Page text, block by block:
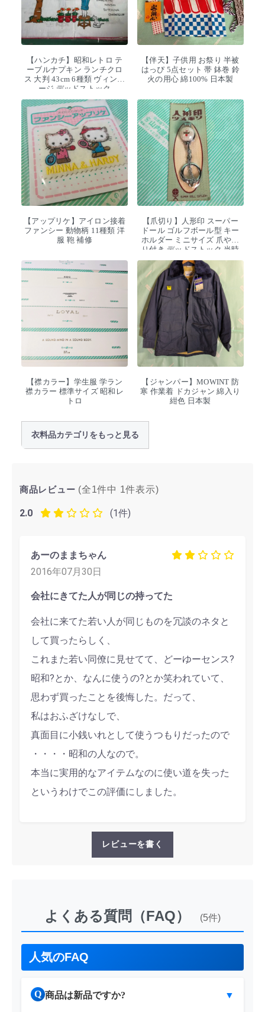
【ハンカチ】昭和レトロ テ
ーブルナプキン ランチクロ
ス 大判 43cm 6種類 ヴィンテ
ージ デッドストック
【伴天】子供用 お祭り 半被
はっぴ 5点セット 帯 鉢巻 鈴
火の用心 綿100% 日本製
【アップリケ】アイロン接着
ファンシー 動物柄 11種類 洋
服 鞄 補修
【爪切り】人形印 スーパー
ドール ゴルフボール型 キー
ホルダー ミニサイズ 爪やす
り付き デッドストック 当時
物
【襟カラー】学生服 学ラン
襟カラー 標準サイズ 昭和レ
トロ
【ジャンパー】MOWINT 防
寒 作業着 ドカジャン 綿入り
紺色 日本製
衣料品カテゴリをもっと見る
商品レビュー (全1件中 1件表示)
2.0 (1件)
あーのままちゃん
2016年07月30日
会社にきてた人が同じの持ってた
会社に来てた若い人が同じものを冗談のネタと
して買ったらしく、
これまた若い同僚に見せてて、どーゆーセンス?
昭和?とか、なんに使うの?とか笑われていて、
思わず買ったことを後悔した。だって、
私はおふざけなしで、
真面目に小銭いれとして使うつもりだったので
・・・・昭和の人なので。
本当に実用的なアイテムなのに使い道を失った
というわけでこの評価にしました。
レビューを書く
よくある質問（FAQ） (5件)
人気のFAQ
Q 商品は新品ですか? ▼